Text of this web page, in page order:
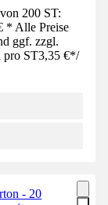
200 ST:
* Alle Preise
ggf. zzgl.
pro ST3,35 €*/
- 20